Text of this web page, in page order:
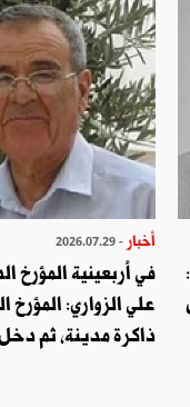
أخبار - 2026.07.29
في أربعينية المؤرخ
علي الزواري: المؤرخ
ذاكرة مدينة، ثم